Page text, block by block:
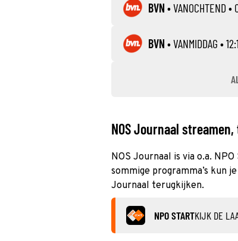
BVN •VANOCHTEND •
BVN •VANMIDDAG •
NOS Journaal
NOS Journaal is via o.a.
sommige programma’s kun
Journaal terugkijken.
NPO STARTKIJK DE